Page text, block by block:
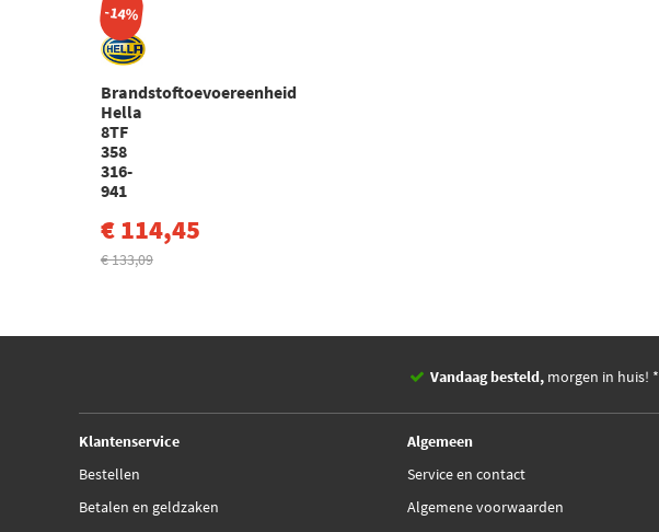
-14%
Brandstoftoevoereenheid
Hella
8TF
358
316-
941
€ 114,45
€ 133,09
Vandaag besteld, morgen in huis! *
Klantenservice
Bestellen
Betalen en geldzaken
Algemeen
Service en contact
Algemene voorwaarden